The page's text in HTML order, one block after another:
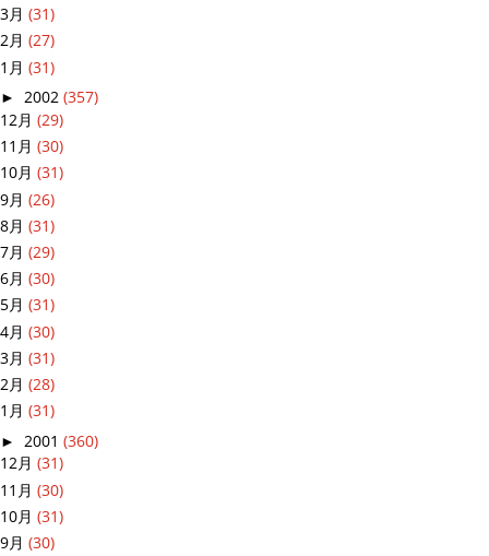
3月 (31)
2月 (27)
1月 (31)
► 2002 (357)
12月 (29)
11月 (30)
10月 (31)
9月 (26)
8月 (31)
7月 (29)
6月 (30)
5月 (31)
4月 (30)
3月 (31)
2月 (28)
1月 (31)
► 2001 (360)
12月 (31)
11月 (30)
10月 (31)
9月 (30)